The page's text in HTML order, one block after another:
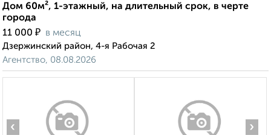
Дом 60м², 1-этажный, на длительный срок, в черте
города
11 000 ₽ в месяц
Дзержинский район, 4-я Рабочая 2
Агентство, 08.08.2026
‹ ›